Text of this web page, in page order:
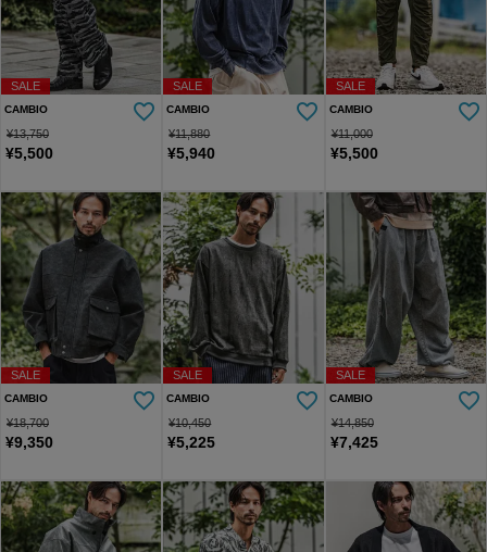
SALE
CAMBIO
¥13,750
¥5,500
SALE
CAMBIO
¥11,880
¥5,940
SALE
CAMBIO
¥11,000
¥5,500
SALE
CAMBIO
¥18,700
¥9,350
SALE
CAMBIO
¥10,450
¥5,225
SALE
CAMBIO
¥14,850
¥7,425